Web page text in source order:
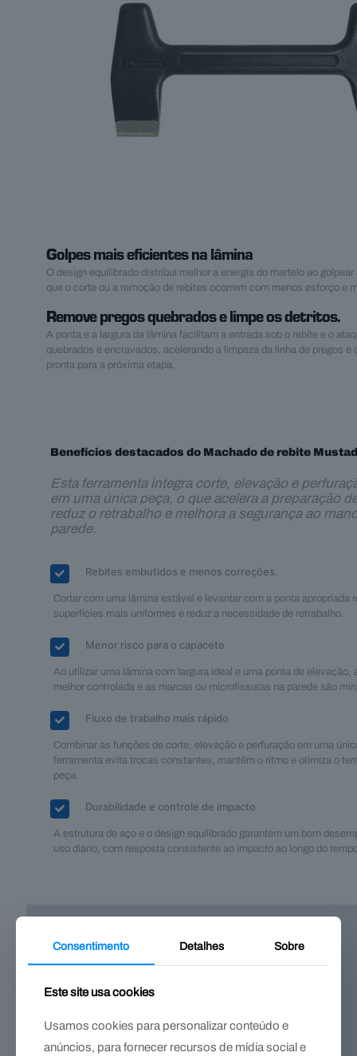
Golpes mais eficientes na lâmina
O design equilibrado distribui melhor a energia do martelo ao
que o corte ou a remoção de rebites ocorrem com menos esforço e
Remove pregos quebrados e limpe os detritos.
A ponta e a largura da lâmina facilitam a entrada sob o rebite e o
quebrados e encravados, acelerando a limpeza da linha de pregos e
pronta para a próxima etapa.
Benefícios destacados do Machado de rebite Mustad
Esta ferramenta integra corte, elevação e
em uma única peça, o que acelera a preparação
reduz o retrabalho e melhora a segurança ao
parede.
Rebites embutidos e menos correções.
Cortar com uma lâmina estável e levantar com a ponta apropriada
superfícies mais uniformes e reduz a necessidade de retrabalho.
Menor risco para o capacete
Ao utilizar uma lâmina com largura ideal e uma ponta de elevação,
melhor controlada e as marcas ou microfissuras na parede são
Fluxo de trabalho mais rápido
Combinar as funções de corte, elevação e perfuração em uma
ferramenta evita trocas constantes, mantém o ritmo e otimiza o
peça.
Durabilidade e controle de impacto
A estrutura de aço e o design equilibrado garantem um bom
uso diário, com resposta consistente ao impacto ao longo do
Consentimento Detalhes Sobre
Este site usa cookies
Usamos cookies para personalizar conteúdo e
anúncios, para fornecer recursos de mídia social e